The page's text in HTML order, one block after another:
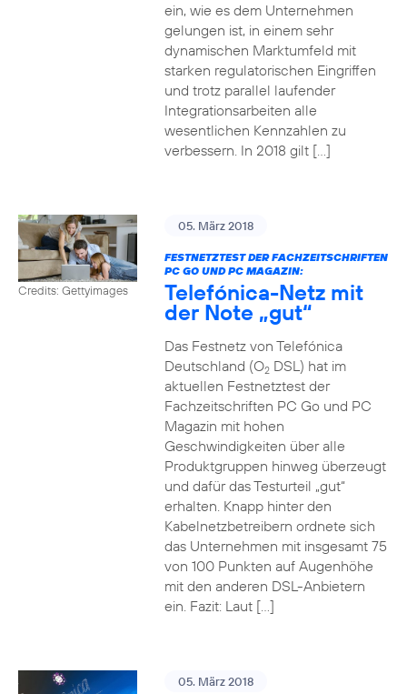
ein, wie es dem Unternehmen
gelungen ist, in einem sehr
dynamischen Marktumfeld mit
starken regulatorischen Eingriffen
und trotz parallel laufender
Integrationsarbeiten alle
wesentlichen Kennzahlen zu
verbessern. In 2018 gilt […]
Credits: Gettyimages
05. März 2018
FESTNETZTEST DER FACHZEITSCHRIFTEN
PC GO UND PC MAGAZIN:
Telefónica-Netz mit
der Note „gut“
Das Festnetz von Telefónica
Deutschland (O2DSL) hat im
aktuellen Festnetztest der
Fachzeitschriften PC Go und PC
Magazin mit hohen
Geschwindigkeiten über alle
Produktgruppen hinweg überzeugt
und dafür das Testurteil „gut“
erhalten. Knapp hinter den
Kabelnetzbetreibern ordnete sich
das Unternehmen mit insgesamt 75
von 100 Punkten auf Augenhöhe
mit den anderen DSL-Anbietern
ein. Fazit: Laut […]
05. März 2018